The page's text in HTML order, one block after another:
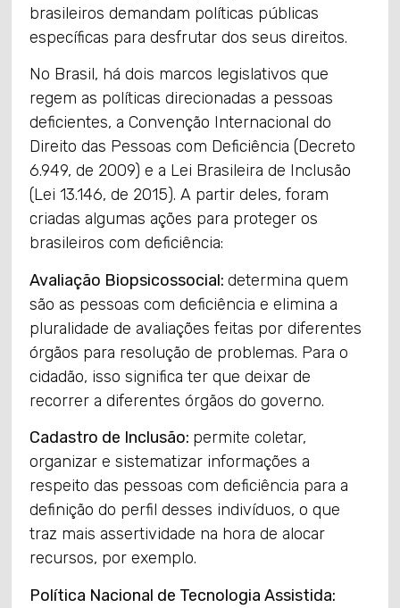
brasileiros demandam políticas públicas
específicas para desfrutar dos seus direitos.
No Brasil, há dois marcos legislativos que
regem as políticas direcionadas a pessoas
deficientes, a Convenção Internacional do
Direito das Pessoas com Deficiência (Decreto
6.949, de 2009) e a Lei Brasileira de Inclusão
(Lei 13.146, de 2015). A partir deles, foram
criadas algumas ações para proteger os
brasileiros com deficiência:
Avaliação Biopsicossocial:determina quem
são as pessoas com deficiência e elimina a
pluralidade de avaliações feitas por diferentes
órgãos para resolução de problemas. Para o
cidadão, isso significa ter que deixar de
recorrer a diferentes órgãos do governo.
Cadastro de Inclusão: permite coletar,
organizar e sistematizar informações a
respeito das pessoas com deficiência para a
definição do perfil desses indivíduos, o que
traz mais assertividade na hora de alocar
recursos, por exemplo.
Política Nacional de Tecnologia Assistida: